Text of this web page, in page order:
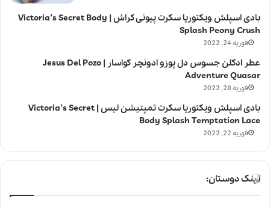
بادی اسپلش ویکتوریا سکرت پیونی کراش | Victoria’s Secret Body
Splash Peony Crush
فوریه 24, 2022
عطر ادکلن جسوس دل پوزو ادونچر کواسار | Jesus Del Pozo
Adventure Quasar
فوریه 28, 2022
بادی اسپلش ویکتوریا سکرت تمپتیشن لیس | Victoria’s Secret
Body Splash Temptation Lace
فوریه 22, 2022
لینک دوستان: